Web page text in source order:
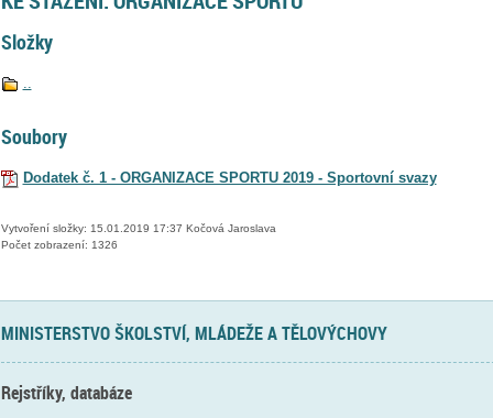
Složky
..
Soubory
Dodatek č. 1 - ORGANIZACE SPORTU 2019 - Sportovní svazy
Vytvoření složky: 15.01.2019 17:37 Kočová Jaroslava
Počet zobrazení: 1326
MINISTERSTVO ŠKOLSTVÍ, MLÁDEŽE A TĚLOVÝCHOVY
Rejstříky, databáze